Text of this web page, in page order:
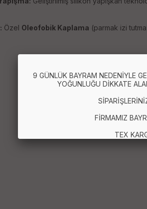
Özel Oleofobik Kaplama (parmak izi
9 GÜNLÜK BAYRAM NEDENİYLE
YOĞUNLUĞU DİKKATE
FİRMAMIZ
TEX